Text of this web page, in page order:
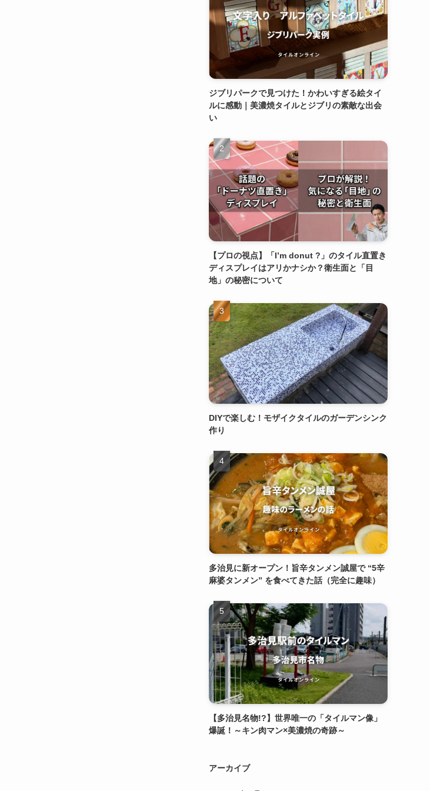
ジブリパークで見つけた！かわいすぎる絵タイ
ルに感動｜美濃焼タイルとジブリの素敵な出会
い
【プロの視点】「I’m donut ?」のタイル直置き
ディスプレイはアリかナシか？衛生面と「目
地」の秘密について
DIYで楽しむ！モザイクタイルのガーデンシンク
作り
多治見に新オープン！旨辛タンメン誠屋で “5辛
麻婆タンメン” を食べてきた話（完全に趣味）
【多治見名物!?】世界唯一の「タイルマン像」
爆誕！～キン肉マン×美濃焼の奇跡～
アーカイブ